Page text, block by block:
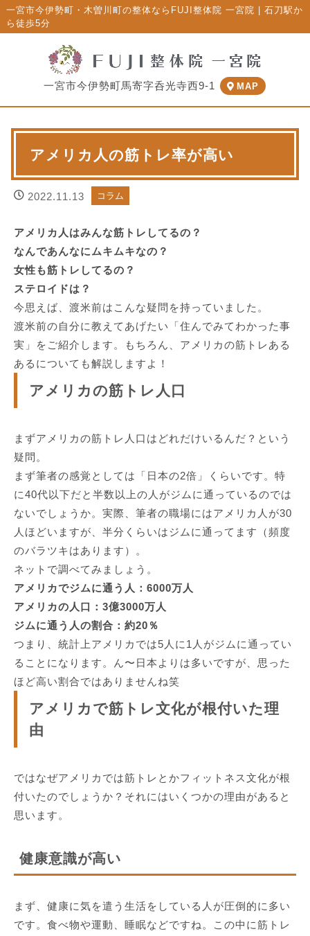
一宮市今伊勢町・木曽川町の整体ならFUJI整体院 一宮院 | 石刀駅か
ら徒歩5分
一宮市今伊勢町馬寄字呑光寺西9-1 MAP
アメリカ人の筋トレ率が高い
2022.11.13 コラム
アメリカ人はみんな筋トレしてるの？
なんであんなにムキムキなの？
女性も筋トレしてるの？
ステロイドは？
今思えば、渡米前はこんな疑問を持っていました。
渡米前の自分に教えてあげたい「住んでみてわかった事
実」をご紹介します。
もちろん、 アメリカの筋トレある
ある についても解説しますよ！
アメリカの筋トレ人口
まずアメリカの筋トレ人口はどれだけいるんだ？ という
疑問。
まず筆者の感覚としては
「日本の2倍」
くらいです。特
に40代以下だと半数以上の人がジムに通っているのでは
ないでしょうか。実際、筆者の職場にはアメリカ人が30
人ほどいますが、半分くらいはジムに通ってます（頻度
のバラツキはあります）。
ネットで調べてみましょう。
アメリカでジムに通う人：6000万人
アメリカの人口：3億3000万人
ジムに通う人の割合：約20％
つまり、統計上 アメリカでは5人に1人がジムに通ってい
る ことになります。ん〜日本よりは多いですが、思った
ほど高い割合ではありませんね笑
アメリカで筋トレ文化が根付いた理
由
ではなぜアメリカでは筋トレとかフィットネス文化が根
付いたのでしょうか？それにはいくつかの理由があると
思います。
健康意識が高い
まず、 健康に気を遣う生活をしている人が圧倒的に多い
です。 食べ物や運動、睡眠などですね。
この中に筋トレ